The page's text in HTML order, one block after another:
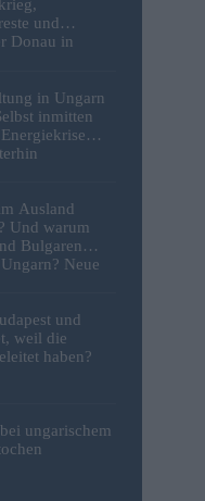
und
Donau in
in Ungarn
inmitten
Ausland
Und warum
Bulgaren
Neue
und
weil die
haben?
ungarischem